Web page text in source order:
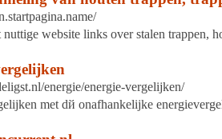
website links over stalen trappen,
energie/energie-vergelijken/
met dй onafhankelijke